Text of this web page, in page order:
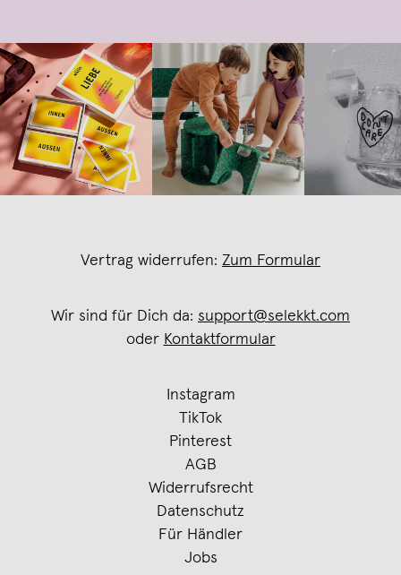
Vertrag widerrufen: Zum Formular
Wir sind für Dich da: support@selekkt.com
oder Kontaktformular
Instagram
TikTok
Pinterest
AGB
Widerrufsrecht
Datenschutz
Für Händler
Jobs